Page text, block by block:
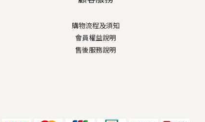
購物流程及須知
會員權益說明
售後服務說明